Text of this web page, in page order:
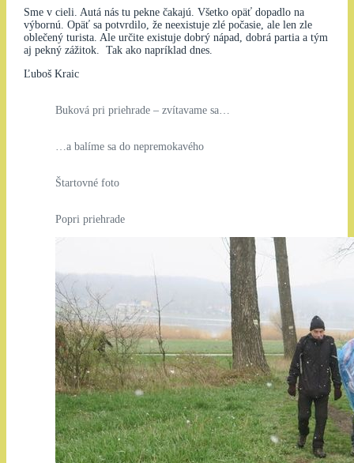
Sme v cieli. Autá nás tu pekne čakajú. Všetko opäť dopadlo na
výbornú. Opäť sa potvrdilo, že neexistuje zlé počasie, ale len zle
oblečený turista. Ale určite existuje dobrý nápad, dobrá partia a tým
aj pekný zážitok. Tak ako napríklad dnes.
Ľuboš Kraic
Buková pri priehrade – zvítavame sa…
…a balíme sa do nepremokavého
Štartovné foto
Popri priehrade